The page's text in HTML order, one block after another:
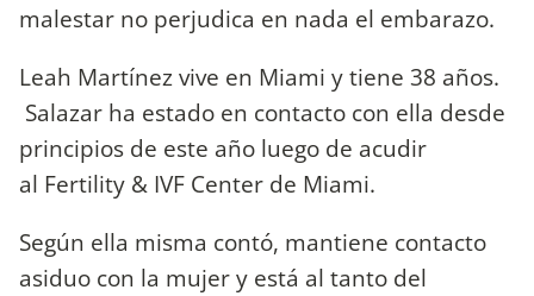
malestar no perjudica en nada el embarazo.
Leah Martínez vive en Miami y tiene 38 años.
Salazar ha estado en contacto con ella desde
principios de este año luego de acudir
al Fertility & IVF Center de Miami.
Según ella misma contó, mantiene contacto
asiduo con la mujer y está al tanto del